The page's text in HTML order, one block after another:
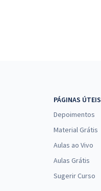
PÁGINAS ÚTEIS
Depoimentos
Material Grátis
Aulas ao Vivo
Aulas Grátis
Sugerir Curso